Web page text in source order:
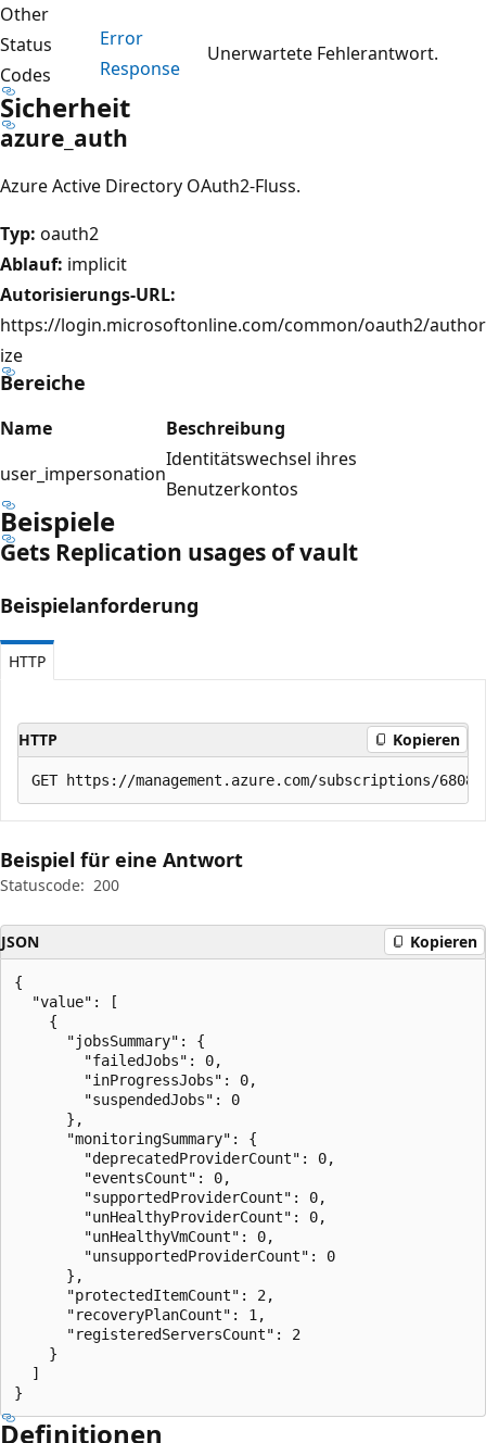
Other
Status
Codes
Error
Response
Unerwartete Fehlerantwort.
Sicherheit
azure_auth
Azure Active Directory OAuth2-Fluss.
Typ: oauth2
Ablauf: implicit
Autorisierungs-URL:
https://login.microsoftonline.com/common/oauth2/author
ize
Bereiche
Name
Beschreibung
user_impersonation
Identitätswechsel ihres
Benutzerkontos
Beispiele
Gets Replication usages of vault
Beispielanforderung
HTTP
HTTP Kopieren
Beispiel für eine Antwort
Statuscode: 200
JSON Kopieren
{
  "value": [
    {
      "jobsSummary": {
        "failedJobs": 0,
        "inProgressJobs": 0,
        "suspendedJobs": 0
      },
      "monitoringSummary": {
        "deprecatedProviderCount": 0,
        "eventsCount": 0,
        "supportedProviderCount": 0,
        "unHealthyProviderCount": 0,
        "unHealthyVmCount": 0,
        "unsupportedProviderCount": 0
      },
      "protectedItemCount": 2,
      "recoveryPlanCount": 1,
      "registeredServersCount": 2
    }
  ]
}
Definitionen